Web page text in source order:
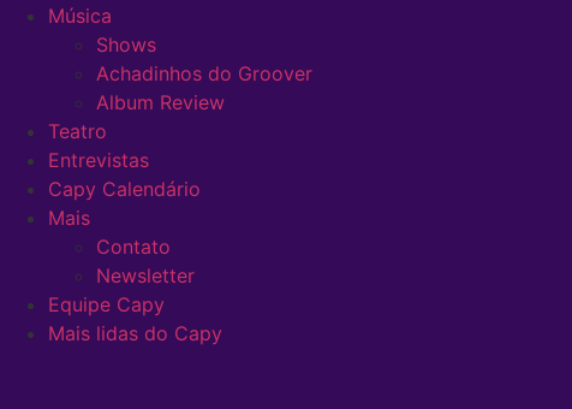
Música
Shows
Achadinhos do Groover
Album Review
Teatro
Entrevistas
Capy Calendário
Mais
Contato
Newsletter
Equipe Capy
Mais lidas do Capy